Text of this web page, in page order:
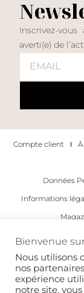
Inscrivez-
averti(e) de
Compte client
Données
Informations
Les occasions
Bienvenue
Nous utilisons
nos
expérience
notre site,